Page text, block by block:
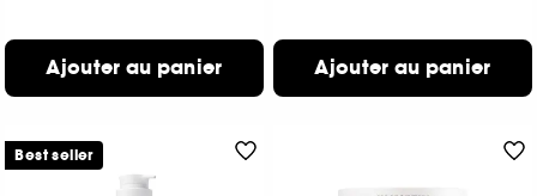
Ajouter au panier Ajouter au panier
Best seller